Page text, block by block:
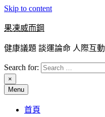
Skip to content
果凍威而鋼
健康議題 談運論命 人際互動
Search for:
×
Menu
首頁